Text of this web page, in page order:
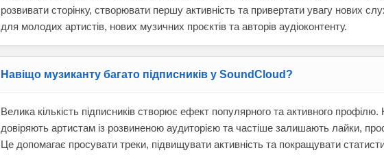
розвивати сторінку, створювати першу активність та привертати увагу нових
для молодих артистів, нових музичних проєктів та авторів аудіоконтенту.
Навіщо музиканту багато підписників у SoundCloud?
Велика кількість підписників створює ефект популярного та активного профілю.
довіряють артистам із розвиненою аудиторією та частіше залишають лайки,
Це допомагає просувати треки, підвищувати активність та покращувати